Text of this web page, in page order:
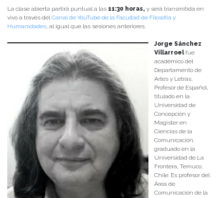
La clase abierta partirá puntual a las 11:30 horas, y será transmitida en
vivo a través del Canal de YouTube de la Facultad de Filosofía y
Humanidades , al igual que las sesiones anteriores.
Jorge Sánchez
Villarroelfue
académico del
Departamento de
Artes y Letras,
Profesor de Español,
titulado en la
Universidad de
Concepción y
Magister en
Ciencias de la
Comunicación,
graduado en la
Universidad de La
Frontera, Temuco,
Chile. Es profesor del
Área de
Comunicación de la